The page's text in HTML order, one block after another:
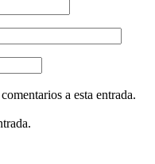
a esta entrada.